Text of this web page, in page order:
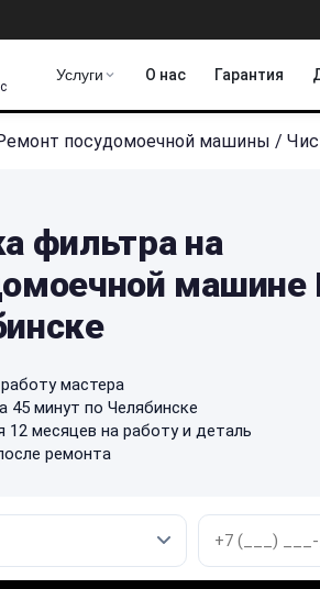
Услуги О нас Гарантия
посудомоечной машины /
фильтра на
машине
мастера
45 минут по Челябинске
12 месяцев на работу и деталь
ремонта